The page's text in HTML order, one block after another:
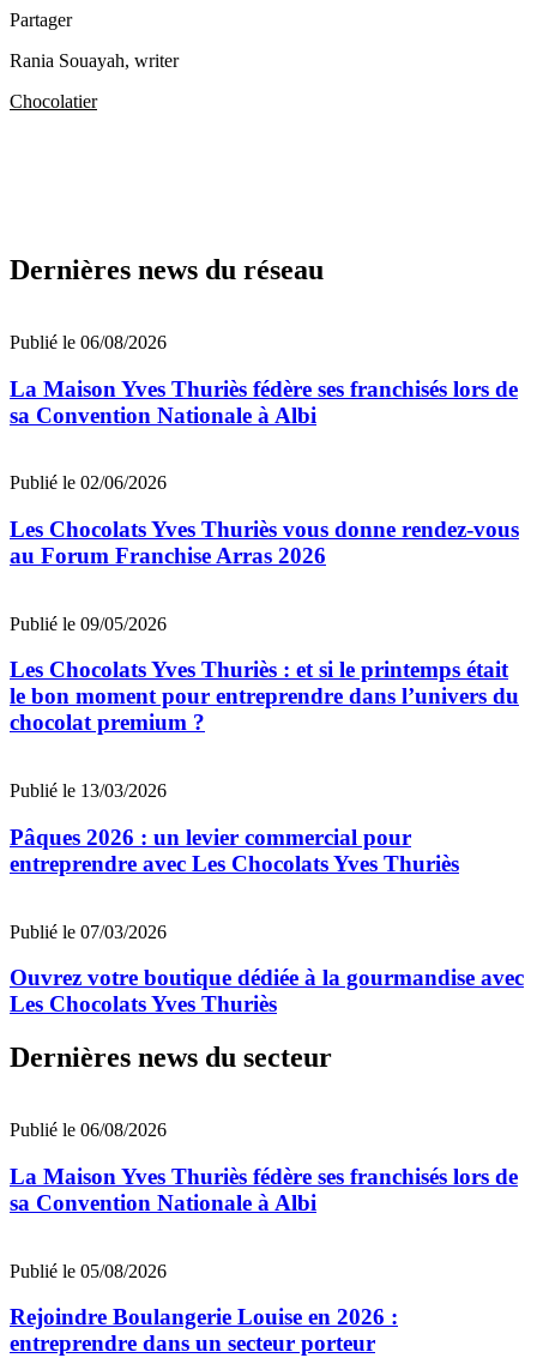
Partager
Rania Souayah, writer
Chocolatier
Dernières news du réseau
Publié le 06/08/2026
La Maison Yves Thuriès fédère ses franchisés lors de
sa Convention Nationale à Albi
Publié le 02/06/2026
Les Chocolats Yves Thuriès vous donne rendez-vous
au Forum Franchise Arras 2026
Publié le 09/05/2026
Les Chocolats Yves Thuriès : et si le printemps était
le bon moment pour entreprendre dans l’univers du
chocolat premium ?
Publié le 13/03/2026
Pâques 2026 : un levier commercial pour
entreprendre avec Les Chocolats Yves Thuriès
Publié le 07/03/2026
Ouvrez votre boutique dédiée à la gourmandise avec
Les Chocolats Yves Thuriès
Dernières news du secteur
Publié le 06/08/2026
La Maison Yves Thuriès fédère ses franchisés lors de
sa Convention Nationale à Albi
Publié le 05/08/2026
Rejoindre Boulangerie Louise en 2026 :
entreprendre dans un secteur porteur